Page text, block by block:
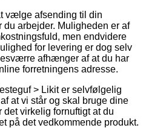
vælge afsending til din
arbejder. Muligheden er af
men endvidere
for levering er dog selv
afhænger af at du har
forretningens adresse.
> Likit er selvfølgelig
at vi står og skal bruge dine
det virkelig fornuftigt at du
på det vedkommende produkt.